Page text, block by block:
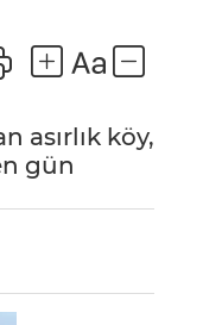
asırlık köy,
gün